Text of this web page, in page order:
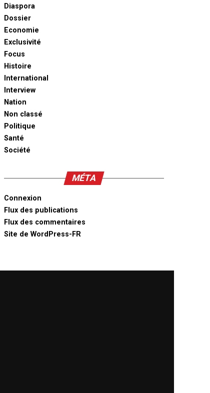
Diaspora
Dossier
Economie
Exclusivité
Focus
Histoire
International
Interview
Nation
Non classé
Politique
Santé
Société
MÉTA
Connexion
Flux des publications
Flux des commentaires
Site de WordPress-FR